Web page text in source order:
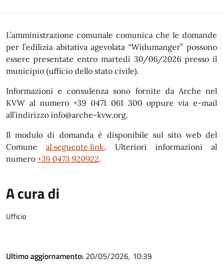
L’amministrazione comunale comunica che le domande
per l’edilizia abitativa agevolata “Widumanger” possono
essere presentate entro martedì 30/06/2026 presso il
municipio (ufficio dello stato civile).
Informazioni e consulenza sono fornite da Arche nel
KVW al numero +39 0471 061 300 oppure via e-mail
all’indirizzo info@arche-kvw.org.
Il modulo di domanda è disponibile sul sito web del
Comuneal seguente link. Ulteriori informazioni al
numero +39 0473 920922.
A cura di
Ufficio
Ultimo aggiornamento: 20/05/2026, 10:39